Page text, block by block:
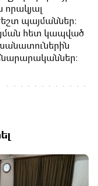
որակյալ
պայմաններ:
հետ կապված